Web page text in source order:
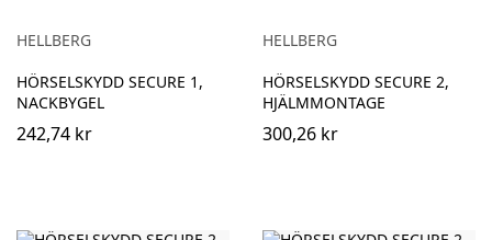
HELLBERG
HÖRSELSKYDD SECURE 1,
NACKBYGEL
242,74 kr
HELLBERG
HÖRSELSKYDD SECURE 2,
HJÄLMMONTAGE
300,26 kr